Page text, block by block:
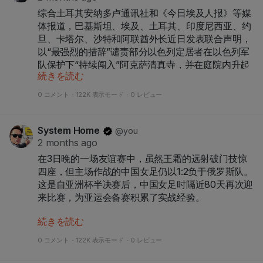
综合土耳其安纳多卢通讯社和《今日埃及人报》等媒
体报道，巴基斯坦、埃及、土耳其、印度尼西亚、约
旦、卡塔尔、沙特和阿联酋外长近日发表联合声明，
以“最强烈的措辞”谴责部分以色列定居者在以色列军
队保护下“持续闯入”阿克萨清真寺，并在庭院内升起
以色列旗帜。
联合声明警告称，反复发生的入侵行为正加剧紧张局
势、助长不稳定和极端主义、破坏国际和平努力，且
明显违反以色列根据国际法应承担的义务。他们呼吁
立即停止一切非法和挑衅行为，全面尊重阿克萨清真
寺的历史和法律现状。
続きを読む
0 コメント · 122K 表示モード · 0 レビュー
System Home @you
2 months ago
在3日晚的一场友谊赛中，虽然王霜的远射破门技惊
四座，但主场作战的中国女足仍以1:2负于俄罗斯队。
这是自亚洲杯半决赛后，中国女足时隔近80天再次迎
来比赛，为亚运会备赛积累了实战经验。
当晚，在武汉五环体育中心，中国队前场核心、武汉
姑娘王霜下半场以一记精彩的左脚劲射帮助球队1:1扳
続きを読む
0 コメント · 122K 表示モード · 0 レビュー